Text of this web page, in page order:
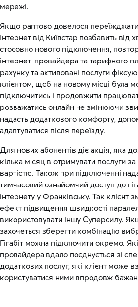
мережі.
Якщо раптово довелося
Інтернет від Київстар позбавить від
стосовно нового підключення,
інтернет-провайдера та тарифного
рахунку та активовані послуги
клієнтом, щоб на новому місці була
підключитись і продовжити
розважатись онлайн не змінюючи
надасть додаткового комфорту,
адаптуватися після переїзду.
Для нових абонентів діє акція, яка
кілька місяців отримувати послуги
вартістю. Також при підключенні
тимчасовий ознайомчий доступ до
інтернету у Франківську. Так клієнт
ефект підвищення швидкості
використовувати іншу Суперсилу.
захочеться зберегти комбінацію
Гігабіт можна підключити окремо.
провайдера вдало поєднується зі
додаткових послуг, які клієнт може
користуватися ними впродовж